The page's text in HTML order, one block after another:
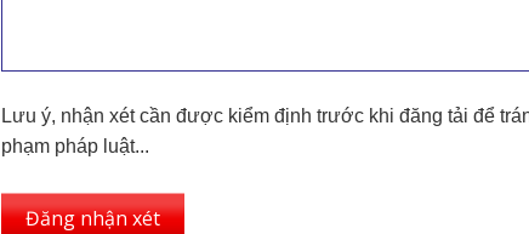
Lưu ý, nhận xét cần được kiểm định trước khi đăng tải để
phạm pháp luật...
Đăng nhận xét